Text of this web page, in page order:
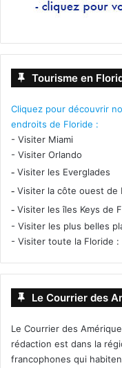
Tourisme en
Cliquez pour découvrir
endroits de Floride :
- Visiter Miami
- Visiter Orlando
- Visiter les Everglades
- Visiter la côte ouest de
- Visiter les îles Keys de
- Visiter les plus belles
- Visiter toute la Floride
Le Courrier des
Le Courrier des
rédaction est dans la
francophones qui